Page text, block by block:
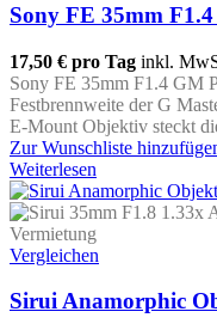
Sony FE 35mm
17,50 € pro Tag inkl.
Sony FE 35mm F1.4 GM
Festbrennweite der G
E-Mount Objektiv steckt
Zur Wunschliste
Weiterlesen
Vergleichen
Sirui Anamorphic